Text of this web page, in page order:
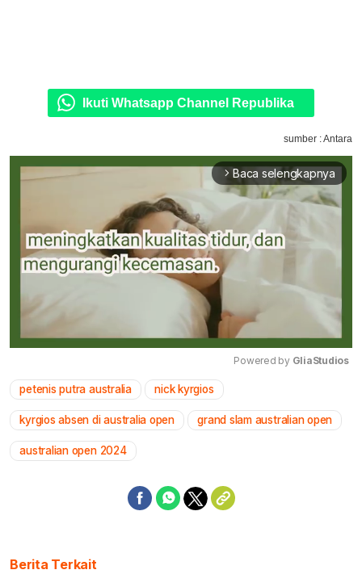
Ikuti Whatsapp Channel Republika
sumber : Antara
arrow_forward_ios Baca selengkapnya
Powered by GliaStudios
petenis putra australia nick kyrgios
kyrgios absen di australia open grand slam australian open
australian open 2024
Berita Terkait